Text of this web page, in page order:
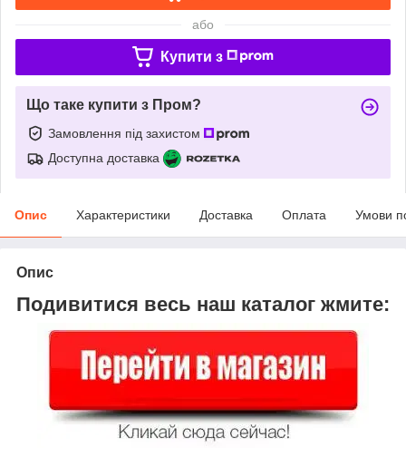
або
Купити з
Що таке купити з Пром?
Замовлення під захистом
Доступна доставка
Опис Характеристики Доставка Оплата Умови
Опис
Подивитися весь наш каталог жмите: